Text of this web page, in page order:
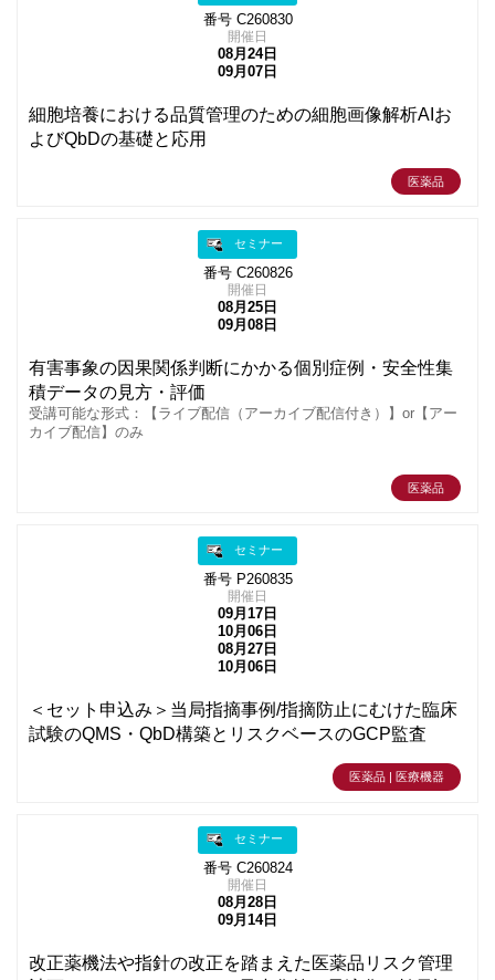
番号 C260830
開催日
08月24日
09月07日
細胞培養における品質管理のための細胞画像解析AIお
よびQbDの基礎と応用
医薬品
セミナー
番号 C260826
開催日
08月25日
09月08日
有害事象の因果関係判断にかかる個別症例・安全性集
積データの見方・評価
受講可能な形式：【ライブ配信（アーカイブ配信付き）】or【アー
カイブ配信】のみ
医薬品
セミナー
番号 P260835
開催日
09月17日
10月06日
08月27日
10月06日
＜セット申込み＞当局指摘事例/指摘防止にむけた臨床
試験のQMS・QbD構築とリスクベースのGCP監査
医薬品 | 医療機器
セミナー
番号 C260824
開催日
08月28日
09月14日
改正薬機法や指針の改正を踏まえた医薬品リスク管理